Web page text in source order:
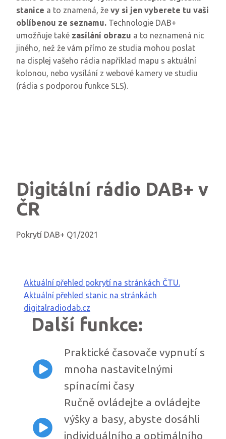
stanice a to znamená, že vy si jen vyberete tu vaši
oblíbenou ze seznamu. Technologie DAB+
umožňuje také zasílání obrazu a to neznamená nic
jiného, než že vám přímo ze studia mohou poslat
na displej vašeho rádia například mapu s aktuální
kolonou, nebo vysílání z webové kamery ve studiu
(rádia s podporou funkce SLS).
Digitální rádio DAB+ v
ČR
Pokrytí DAB+ Q1/2021
Aktuální přehled pokrytí na stránkách ČTU.
Aktuální přehled stanic na stránkách
digitalradiodab.cz
Další funkce:
Praktické časovače vypnutí s
mnoha nastavitelnými
spínacími časy
Ručně ovládejte a ovládejte
výšky a basy, abyste dosáhli
individuálního a optimálního